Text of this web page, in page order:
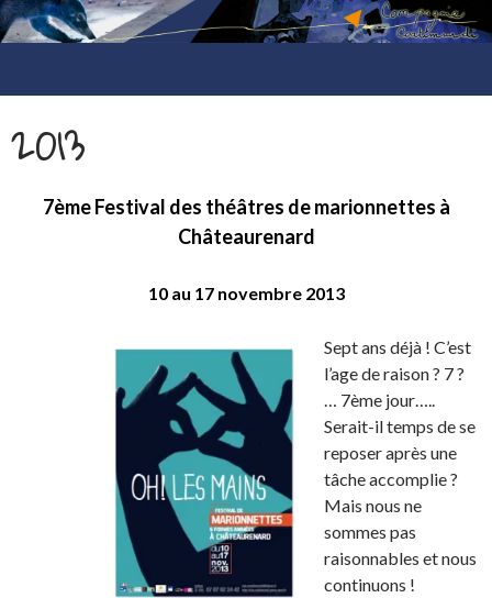
CONTENU
2013
7ème Festival des théâtres de marionnettes à
Châteaurenard
10 au 17 novembre 2013
Sept ans déjà ! C’est
l’age de raison ? 7 ?
… 7ème jour…..
Serait-il temps de se
reposer après une
tâche accomplie ?
Mais nous ne
sommes pas
raisonnables et nous
continuons !